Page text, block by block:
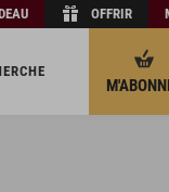
OFFRIR